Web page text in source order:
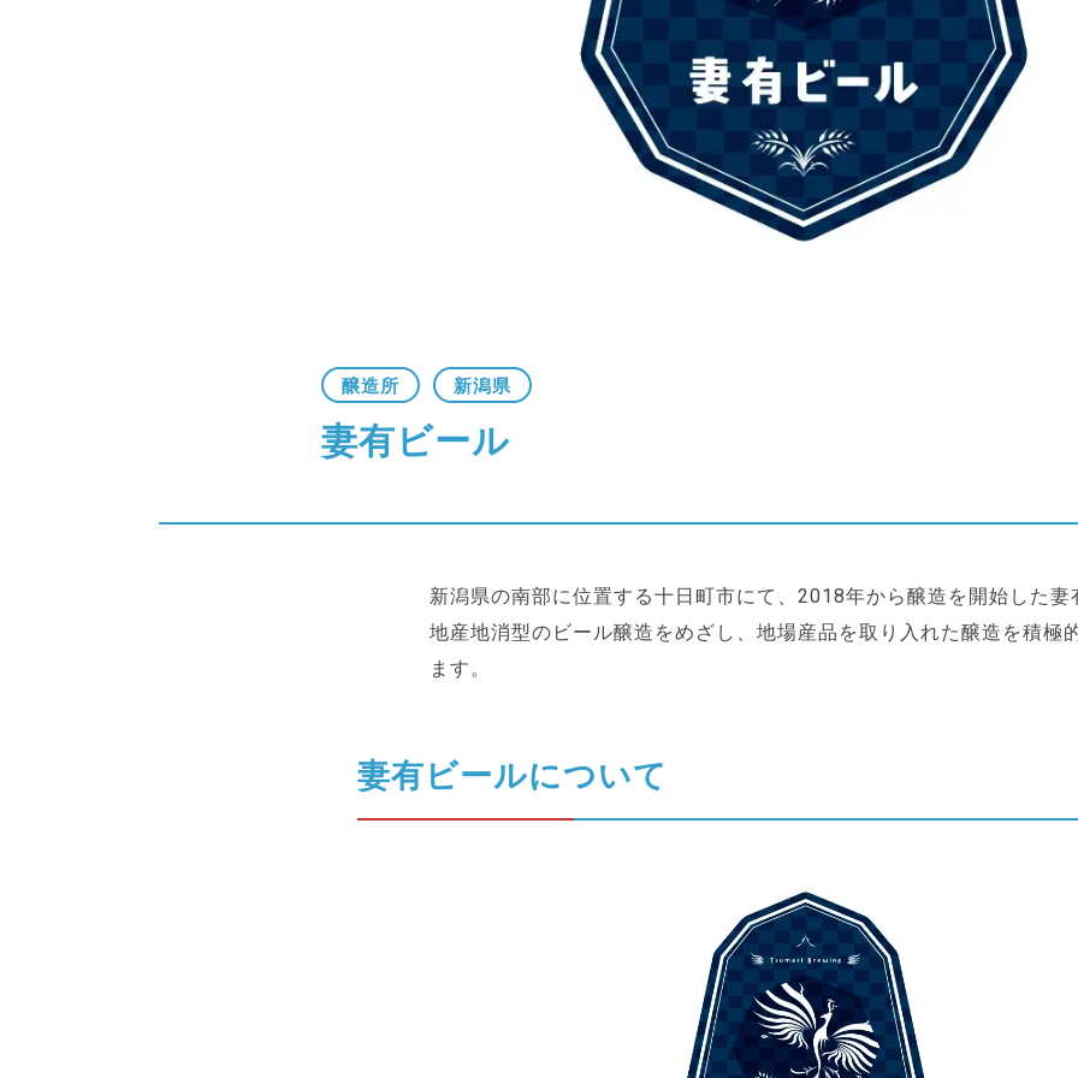
醸造所 新潟県
妻有ビール
新潟県の南部に位置する十日町市にて、2018年から醸造を開始した妻
地産地消型のビール醸造をめざし、地場産品を取り入れた醸造を積極
ます。
妻有ビールについて